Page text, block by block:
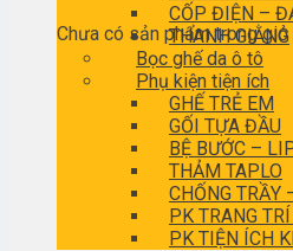
Chưa có sản phẩm trong giỏ
CỐP ĐIỆN –
THANH GIẰNG
Bọc ghế da ô tô
Phụ kiện tiện ích
GHẾ TRẺ EM
GỐI TỰA ĐẦU
BỆ BƯỚC –
THẢM TAPLO
CHỐNG TRẦY
PK TRANG
PK TIỆN ÍCH